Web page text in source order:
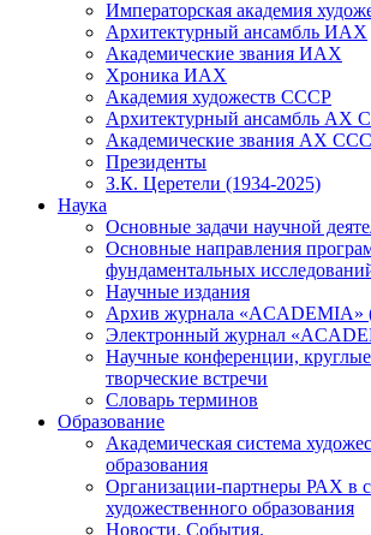
Императорская академия
Архитектурный ансамбль ИАХ
Академические звания ИАХ
Хроника ИАХ
Академия художеств СССР
Архитектурный ансамбль АХ
Академические звания АХ
Президенты
З.К. Церетели (1934-2025)
Наука
Основные задачи научной
Основные направления
фундаментальных
Научные издания
Архив журнала «ACADEMIA»
Электронный журнал
Научные конференции,
творческие встречи
Словарь терминов
Образование
Академическая система
образования
Организации-партнеры РАХ в
художественного образования
Новости. События.